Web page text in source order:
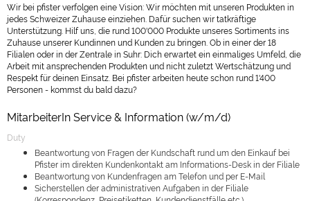
Wir bei pfister verfolgen eine Vision: Wir möchten mit unseren Produkten in
jedes Schweizer Zuhause einziehen. Dafür suchen wir tatkräftige
Unterstützung. Hilf uns, die rund 100'000 Produkte unseres Sortiments ins
Zuhause unserer Kundinnen und Kunden zu bringen. Ob in einer der 18
Filialen oder in der Zentrale in Suhr: Dich erwartet ein einmaliges Umfeld, die
Arbeit mit ansprechenden Produkten und nicht zuletzt Wertschätzung und
Respekt für deinen Einsatz. Bei pfister arbeiten heute schon rund 1'400
Personen - kommst du bald dazu?
MitarbeiterIn Service & Information (w/m/d)
Duty
Beantwortung von Fragen der Kundschaft rund um den Einkauf bei
Pfister im direkten Kundenkontakt am Informations-Desk in der Filiale
Beantwortung von Kundenfragen am Telefon und per E-Mail
Sicherstellen der administrativen Aufgaben in der Filiale